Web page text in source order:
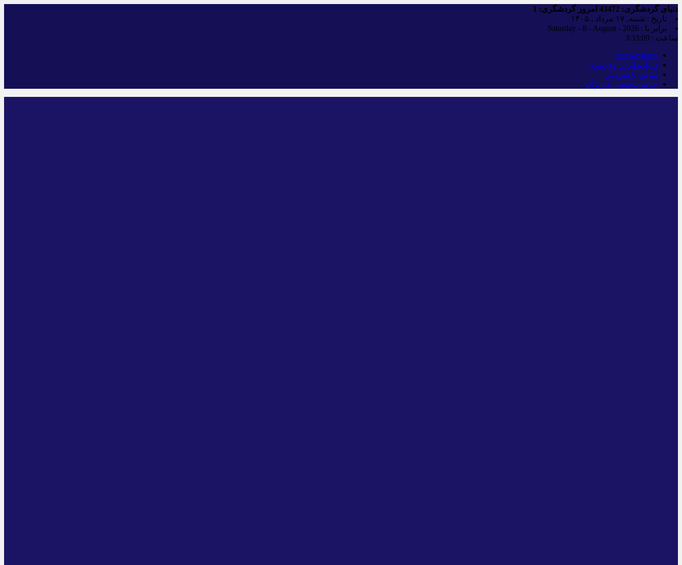
دنیای گردشگری: امروز گردشگری:
تاریخ : شنبه, ۱۷ مرداد , ۱۴۰۵
برابر با : Saturday - 8 - August - 2026
ساعت : 3:33:10
iranwaytours
درباره ایران وی تورز
تماس با سردبیر
حریم شخصی کاربران